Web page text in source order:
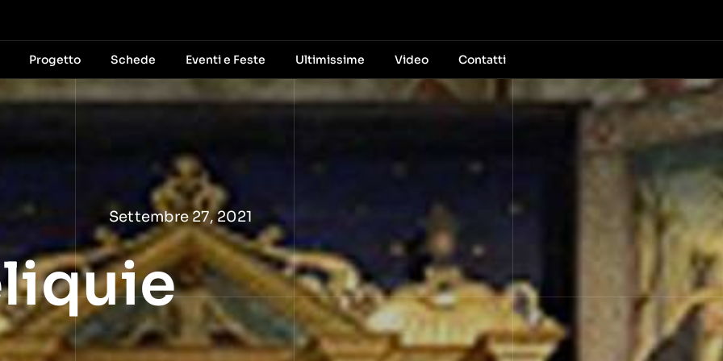
Progetto Schede Eventi e Feste Ultimissime Video Contatti
Settembre 27, 2021